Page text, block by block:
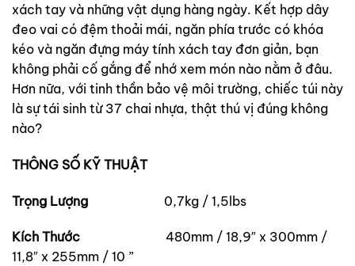
xách tay và những vật dụng hàng ngày. Kết hợp dây
đeo vai có đệm thoải mái, ngăn phía trước có khóa
kéo và ngăn đựng máy tính xách tay đơn giản, bạn
không phải cố gắng để nhớ xem món nào nằm ở đâu.
Hơn nữa, với tinh thần bảo vệ môi trường, chiếc túi này
là sự tái sinh từ 37 chai nhựa, thật thú vị đúng không
nào?
THÔNG SỐ KỸ THUẬT
Trọng Lượng 0,7kg / 1,5lbs
Kích Thước 480mm / 18,9″ x 300mm /
11,8″ x 255mm / 10 ”